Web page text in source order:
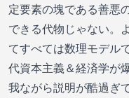
定要素の塊である善悪
できる代物じゃない。
てすべては数理モデル
代資本主義＆経済学が
我ながら説明が酷過ぎ